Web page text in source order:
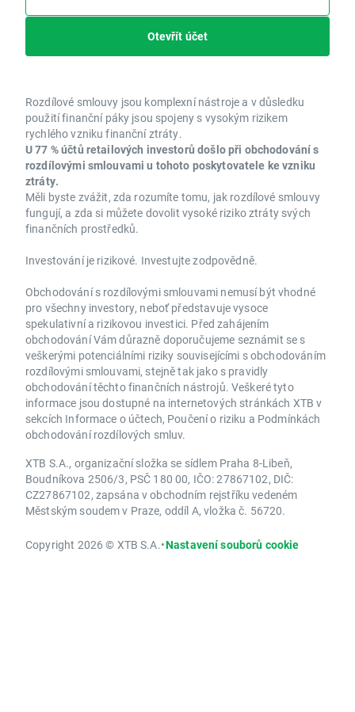
Otevřít účet
Rozdílové smlouvy jsou komplexní nástroje a v důsledku
použití finanční páky jsou spojeny s vysokým rizikem
rychlého vzniku finanční ztráty.
U 77 % účtů retailových investorů došlo při obchodování s
rozdílovými smlouvami u tohoto poskytovatele ke vzniku
ztráty.
Měli byste zvážit, zda rozumíte tomu, jak rozdílové smlouvy
fungují, a zda si můžete dovolit vysoké riziko ztráty svých
finančních prostředků.
Investování je rizikové. Investujte zodpovědně.
Obchodování s rozdílovými smlouvami nemusí být vhodné
pro všechny investory, neboť představuje vysoce
spekulativní a rizikovou investici. Před zahájením
obchodování Vám důrazně doporučujeme seznámit se s
veškerými potenciálními riziky souvisejícími s obchodováním
rozdílovými smlouvami, stejně tak jako s pravidly
obchodování těchto finančních nástrojů. Veškeré tyto
informace jsou dostupné na internetových stránkách XTB v
sekcích Informace o účtech, Poučení o riziku a Podmínkách
obchodování rozdílových smluv.
XTB S.A., organizační složka se sídlem Praha 8-Libeň,
Boudníkova 2506/3, PSČ 180 00, IČO: 27867102, DIČ:
CZ27867102, zapsána v obchodním rejstříku vedeném
Městským soudem v Praze, oddíl A, vložka č. 56720.
Copyright 2026 © XTB S.A.•Nastavení souborů cookie